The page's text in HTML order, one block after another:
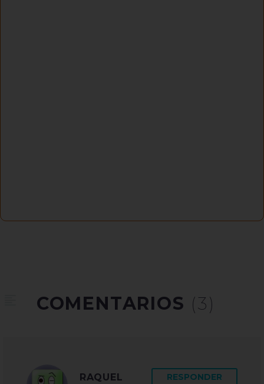
COMENTARIOS (3)
RAQUEL
RESPONDER